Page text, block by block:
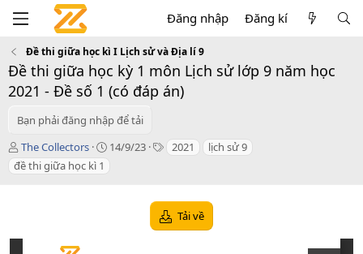
Đăng nhập Đăng kí
Đề thi giữa học kì I Lịch sử và Địa lí 9
Đề thi giữa học kỳ 1 môn Lịch sử lớp 9 năm học
2021 - Đề số 1 (có đáp án)
Bạn phải đăng nhập để tải
T
á
c
The Collectors
C14/9/23
T 2021
lịch sử 9
đề thi giữa học kì 1
Tải về